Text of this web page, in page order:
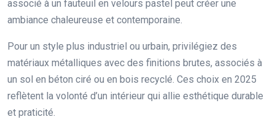
associé à un fauteuil en velours pastel peut créer une
ambiance chaleureuse et contemporaine.
Pour un style plus industriel ou urbain, privilégiez des
matériaux métalliques avec des finitions brutes, associés à
un sol en béton ciré ou en bois recyclé. Ces choix en 2025
reflètent la volonté d’un intérieur qui allie esthétique durable
et praticité.